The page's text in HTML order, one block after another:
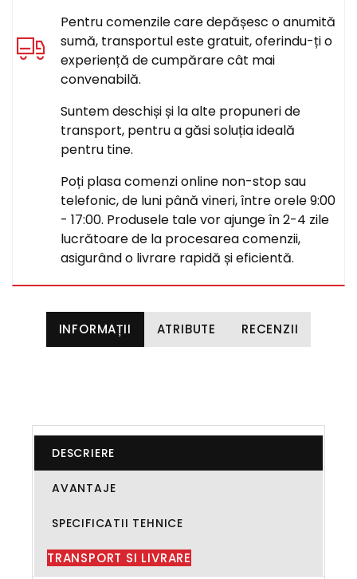
Pentru comenzile care depășesc o anumită
sumă, transportul este gratuit, oferindu-ți o
experiență de cumpărare cât mai
convenabilă.
Suntem deschiși și la alte propuneri de
transport, pentru a găsi soluția ideală
pentru tine.
Poți plasa comenzi online non-stop sau
telefonic, de luni până vineri, între orele 9:00
- 17:00. Produsele tale vor ajunge în 2-4 zile
lucrătoare de la procesarea comenzii,
asigurând o livrare rapidă și eficientă.
INFORMAȚII ATRIBUTE RECENZII
DESCRIERE
AVANTAJE
SPECIFICATII TEHNICE
TRANSPORT SI LIVRARE